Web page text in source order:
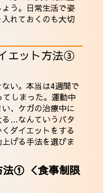
う。日常生活で姿
れておくのも大切
エット方法③
い。本当は4週間で
しまった。運動中
、ケガの治療中に
る…なんていうパタ
ダイエットをする
げる手法を選びま
法① ＜食事制限